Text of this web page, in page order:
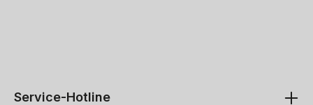
Service-Hotline